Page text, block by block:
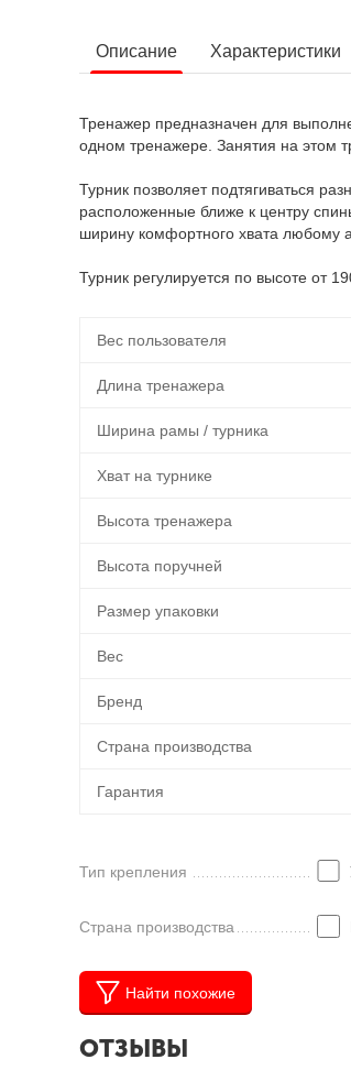
Описание Характеристики
Тренажер предназначен для
одном тренажере. Занятия на этом
Турник позволяет подтягиваться
расположенные ближе к центру
ширину комфортного хвата любому
Турник регулируется по высоте от
Вес пользователя
Длина тренажера
Ширина рамы / турника
Хват на турнике
Высота тренажера
Высота поручней
Размер упаковки
Вес
Бренд
Страна производства
Гарантия
Тип крепления
Страна производства
Найти похожие
ОТЗЫВЫ